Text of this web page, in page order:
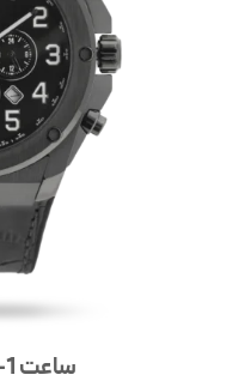
ساعت Laxmi 8554-1